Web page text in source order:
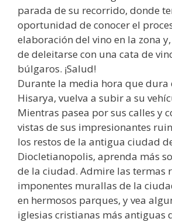
parada de su recorrido, donde
oportunidad de conocer el
elaboración del vino en la zona
de deleitarse con una cata de
búlgaros. ¡Salud!
Durante la media hora que dura
Hisarya, vuelva a subir a su
Mientras pasea por sus calles y
vistas de sus impresionantes
los restos de la antigua ciudad
Diocletianopolis, aprenda más
de la ciudad. Admire las termas
imponentes murallas de la
en hermosos parques, y vea
iglesias cristianas más antiguas